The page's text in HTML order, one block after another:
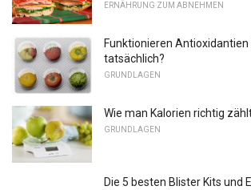
ERNÄHRUNG ZUM ABNEHMEN
Funktionieren
tatsächlich?
GRUNDLAGEN
Wie man Kalorien richtig
GRUNDLAGEN
Die 5 besten Blister Kits und